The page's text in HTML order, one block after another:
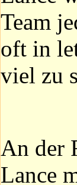
Team
oft in
viel zu
An der
Lance